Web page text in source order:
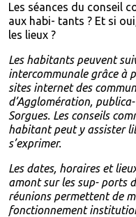
Les séances du conseil
aux habi- tants ? Et si
les lieux ?
Les habitants peuvent
intercommunale grâce à
sites internet des
d’Agglomération,
Sorgues. Les conseils
habitant peut y assister
s’exprimer.
Les dates, horaires et
amont sur les sup- ports
réunions permettent de
fonctionnement